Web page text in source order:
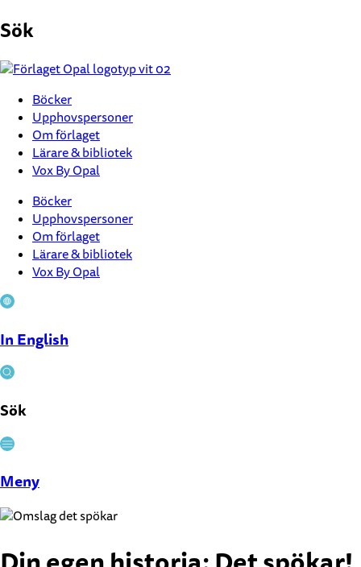
till
Sök
Böcker
Upphovspersoner
Om förlaget
Lärare & bibliotek
Vox By Opal
Böcker
Upphovspersoner
Om förlaget
Lärare & bibliotek
Vox By Opal
In English
Sök
Stäng
Meny